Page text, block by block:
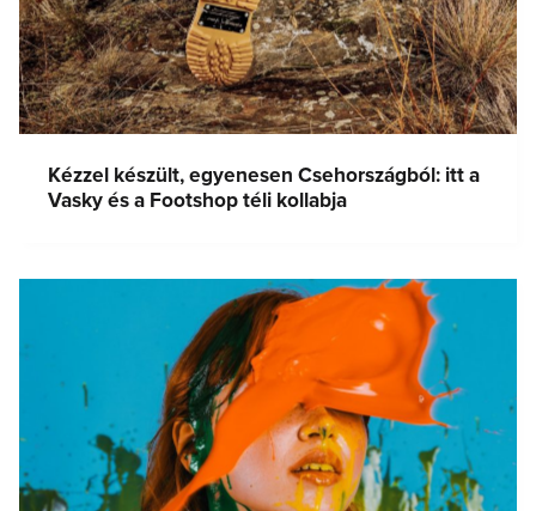
Kézzel készült, egyenesen Csehországból: itt a
Vasky és a Footshop téli kollabja